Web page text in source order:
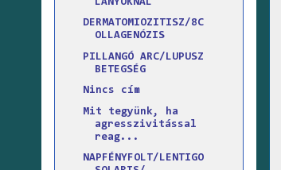
DERMATOMIOZITISZ/8C
OLLAGENÓZIS
PILLANGÓ ARC/LUPUSZ
BETEGSÉG
Nincs cím
Mit tegyünk, ha
agresszivitással
reag...
NAPFÉNYFOLT/LENTIGO